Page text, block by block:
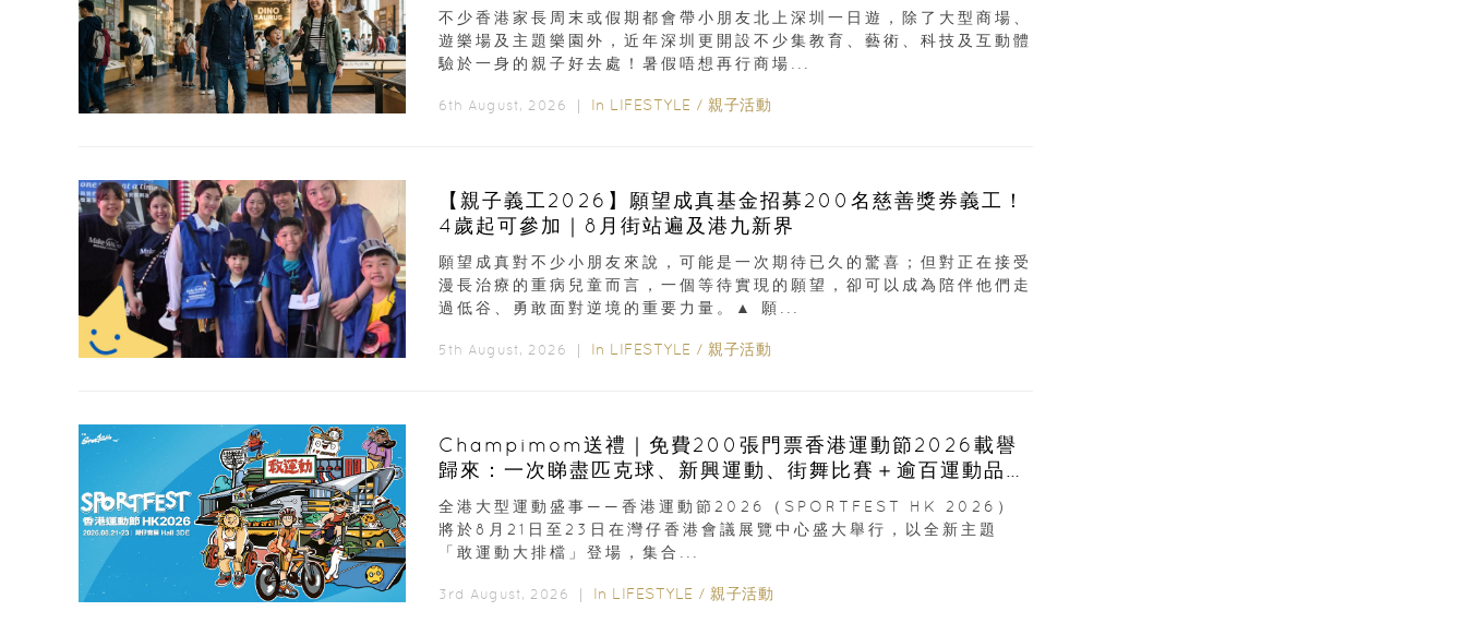
不少香港家長周末或假期都會帶小朋友北上深圳一日遊，除了大型商場、
遊樂場及主題樂園外，近年深圳更開設不少集教育、藝術、科技及互動體
驗於一身的親子好去處！暑假唔想再行商場...
6th August, 2026 ｜ In LIFESTYLE / 親子活動
【親子義工2026】願望成真基金招募200名慈善獎券義工！
4歲起可參加｜8月街站遍及港九新界
願望成真對不少小朋友來說，可能是一次期待已久的驚喜；但對正在接受
漫長治療的重病兒童而言，一個等待實現的願望，卻可以成為陪伴他們走
過低谷、勇敢面對逆境的重要力量。▲ 願...
5th August, 2026 ｜ In LIFESTYLE / 親子活動
Champimom送禮｜免費200張門票香港運動節2026載譽
歸來：一次睇盡匹克球、新興運動、街舞比賽＋逾百運動品牌
展覽
全港大型運動盛事——香港運動節2026（SPORTFEST HK 2026）
將於8月21日至23日在灣仔香港會議展覽中心盛大舉行，以全新主題
「敢運動大排檔」登場，集合...
3rd August, 2026 ｜ In LIFESTYLE / 親子活動